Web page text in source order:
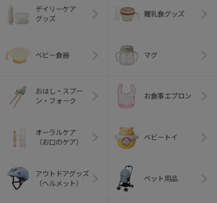
デイリーケア
グッズ
離乳食グッズ
ベビー食器 マグ
おはし・スプー
ン・フォーク
お食事エプロン
オーラルケア
（お口のケア）
ベビートイ
アウトドアグッズ
（ヘルメット）
ペット用品